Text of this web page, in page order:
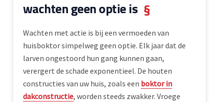
wachten geen optie is §
Wachten met actie is bij een vermoeden van
huisboktor simpelweg geen optie. Elk jaar dat de
larven ongestoord hun gang kunnen gaan,
verergert de schade exponentieel. De houten
constructies van uw huis, zoals een boktor in
dakconstructie, worden steeds zwakker. Vroege